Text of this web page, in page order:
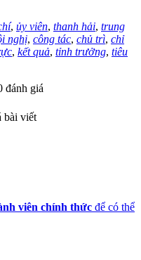
, ủy viên, thanh hải, trung
nghị, công tác, chủ trì, chỉ
, kết quả, tỉnh trưởng, tiêu
đánh giá
bài viết
viên chính thức để có thể